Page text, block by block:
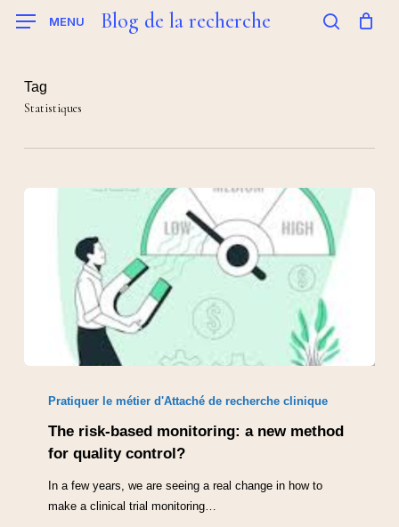
MENU Blog de la recherche
Tag
Statistiques
Pratiquer le métier d'Attaché de recherche clinique
The risk-based monitoring: a new method
for quality control?
In a few years, we are seeing a real change in how to
make a clinical trial monitoring…